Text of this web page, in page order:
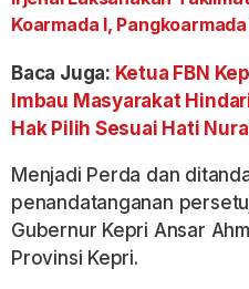
Koarmada I,
Baca Juga: Ketua FBN
Imbau Masyarakat
Hak Pilih Sesuai Hati
Menjadi Perda dan
penandatanganan
Gubernur Kepri Ansar
Provinsi Kepri.